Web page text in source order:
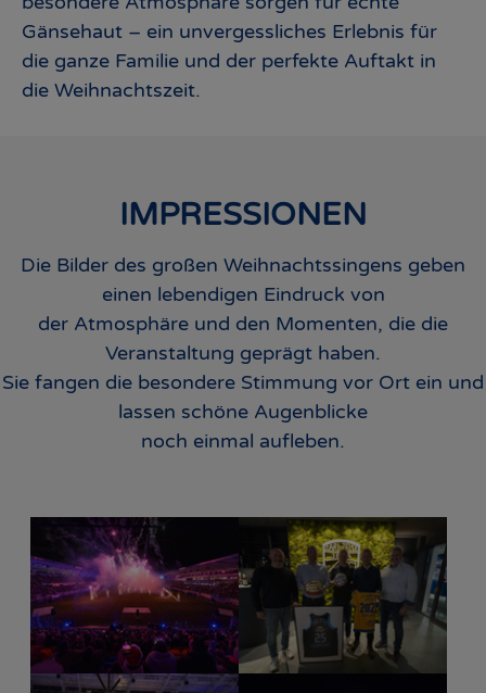
Gänsehaut – ein unvergessliches Erlebnis für
die ganze Familie und der perfekte Auftakt in
die Weihnachtszeit.
IMPRESSIONEN
Die Bilder des großen Weihnachtssingens geben
einen lebendigen Eindruck von
der Atmosphäre und den Momenten, die die
Veranstaltung geprägt haben.
Sie fangen die besondere Stimmung vor Ort ein und
lassen schöne Augenblicke
noch einmal aufleben.
Show larger version for: Show larger version for:
Show larger version for:Show larger version for: